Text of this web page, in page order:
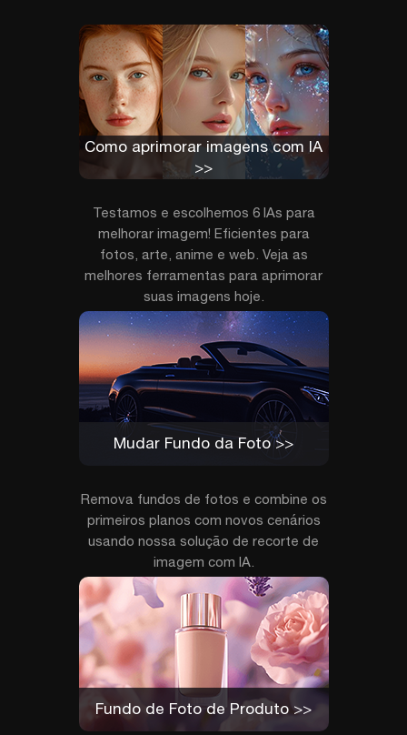
Como aprimorar imagens com IA
>>
Testamos e escolhemos 6 IAs para
melhorar imagem! Eficientes para
fotos, arte, anime e web. Veja as
melhores ferramentas para aprimorar
suas imagens hoje.
Mudar Fundo da Foto >>
Remova fundos de fotos e combine os
primeiros planos com novos cenários
usando nossa solução de recorte de
imagem com IA.
Fundo de Foto de Produto >>